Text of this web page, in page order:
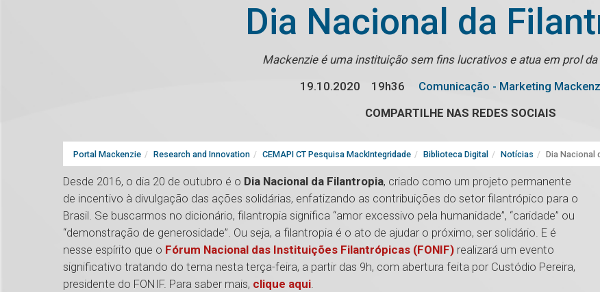
Dia Nacional da
Mackenzie é uma instituição sem fins lucrativos e atua em prol
19.10.2020
19h36
Comunicação - Marketing
COMPARTILHE NAS REDES SOCIAIS
Portal Mackenzie Research and Innovation CEMAPI CT Pesquisa MackIntegridade Biblioteca Digital Notícias Dia Nacional
Desde 2016, o dia 20 de outubro é o Dia Nacional da Filantropia, criado como um projeto permanente
de incentivo à divulgação das ações solidárias, enfatizando as contribuições do setor filantrópico para o
Brasil. Se buscarmos no dicionário, filantropia significa “amor excessivo pela humanidade”, “caridade” ou
“demonstração de generosidade”. Ou seja, a filantropia é o ato de ajudar o próximo, ser solidário. E é
nesse espírito que o Fórum Nacional das Instituições Filantrópicas (FONIF) realizará um evento
significativo tratando do tema nesta terça-feira, a partir das 9h, com abertura feita por Custódio Pereira,
presidente do FONIF. Para saber mais, clique aqui.